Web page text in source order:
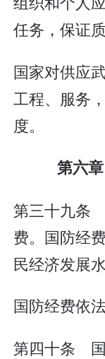
任务，保证
国家对供应
工程、服务
度。
第六
第三十九条
费。国防经
民经济发展
国防经费依
第四十条 国